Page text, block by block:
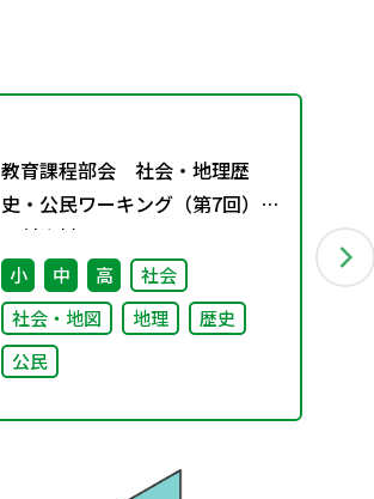
教育課程部会 社会・地理歴
史・公民ワーキング（第7回）
配付資料
小 中 高
社会
社会・地図
地理
歴史
公民